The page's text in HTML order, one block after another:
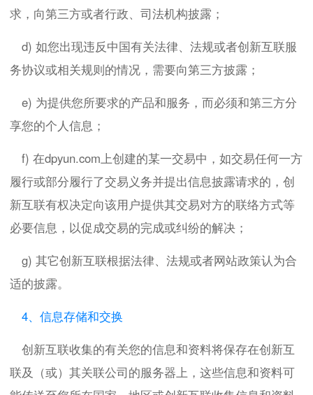
求，向第三方或者行政、司法机构披露；
d) 如您出现违反中国有关法律、法规或者创新互联服
务协议或相关规则的情况，需要向第三方披露；
e) 为提供您所要求的产品和服务，而必须和第三方分
享您的个人信息；
f) 在dpyun.com上创建的某一交易中，如交易任何一方
履行或部分履行了交易义务并提出信息披露请求的，创
新互联有权决定向该用户提供其交易对方的联络方式等
必要信息，以促成交易的完成或纠纷的解决；
g) 其它创新互联根据法律、法规或者网站政策认为合
适的披露。
4、信息存储和交换
创新互联收集的有关您的信息和资料将保存在创新互
联及（或）其关联公司的服务器上，这些信息和资料可